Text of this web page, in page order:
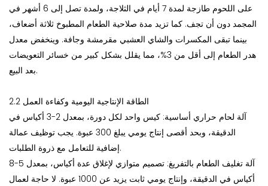
على اللحوم طازجة لمدة 7 أيام في الثلاجة، ولمدة تصل إلى 6 أشهر في
المجمد دون أن تجف. كما تزيد مدة صلاحية الطعام المطبوخ ثلاثة أضعاف،
بينما تبقى المكسرات والشاي العشبي مقرمشة وجافة. وينخفض ​​معدل
هدر الطعام إلى أقل من 3%، مما يقلل بشكل كبير من خسائر التعويضات
بعد البيع.
2.2 الطاقة الإنتاجية اليومية وكفاءة العمل
آلة لحام حراري أساسية: كيس واحد لكل دورة، بمعدل 2-3 أكياس في
الدقيقة، وبحد أقصى إنتاج يومي يبلغ 300 عبوة. يجب توظيف عمالة
إضافية للتعامل مع ذروة الطلبات.
آلة تغليف الطعام بالتفريغ: تصميم متوازي لإغلاق عدة أكياس، بمعدل 5-8
أكياس في الدقيقة، وإنتاج يومي ثابت يزيد عن 1000 عبوة. لا حاجة لعمال